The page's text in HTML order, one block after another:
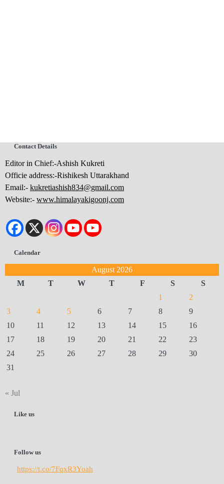
Contact Details
Editor in Chief:-Ashish Kukreti
Officie address:-Rishikesh Uttarakhand
Email:- kukretiashish834@gmail.com
Website:- www.himalayakigoonj.com
Calendar
August 2026
M
T W T F S
S
1
2
3
4 5 6 7 8
9
10
11 12 13 14 15
16
17
18 19 20 21 22
23
24
25 26 27 28 29
30
31
« Jul
Like us
Follow us
https://t.co/7FqxR3Yoah